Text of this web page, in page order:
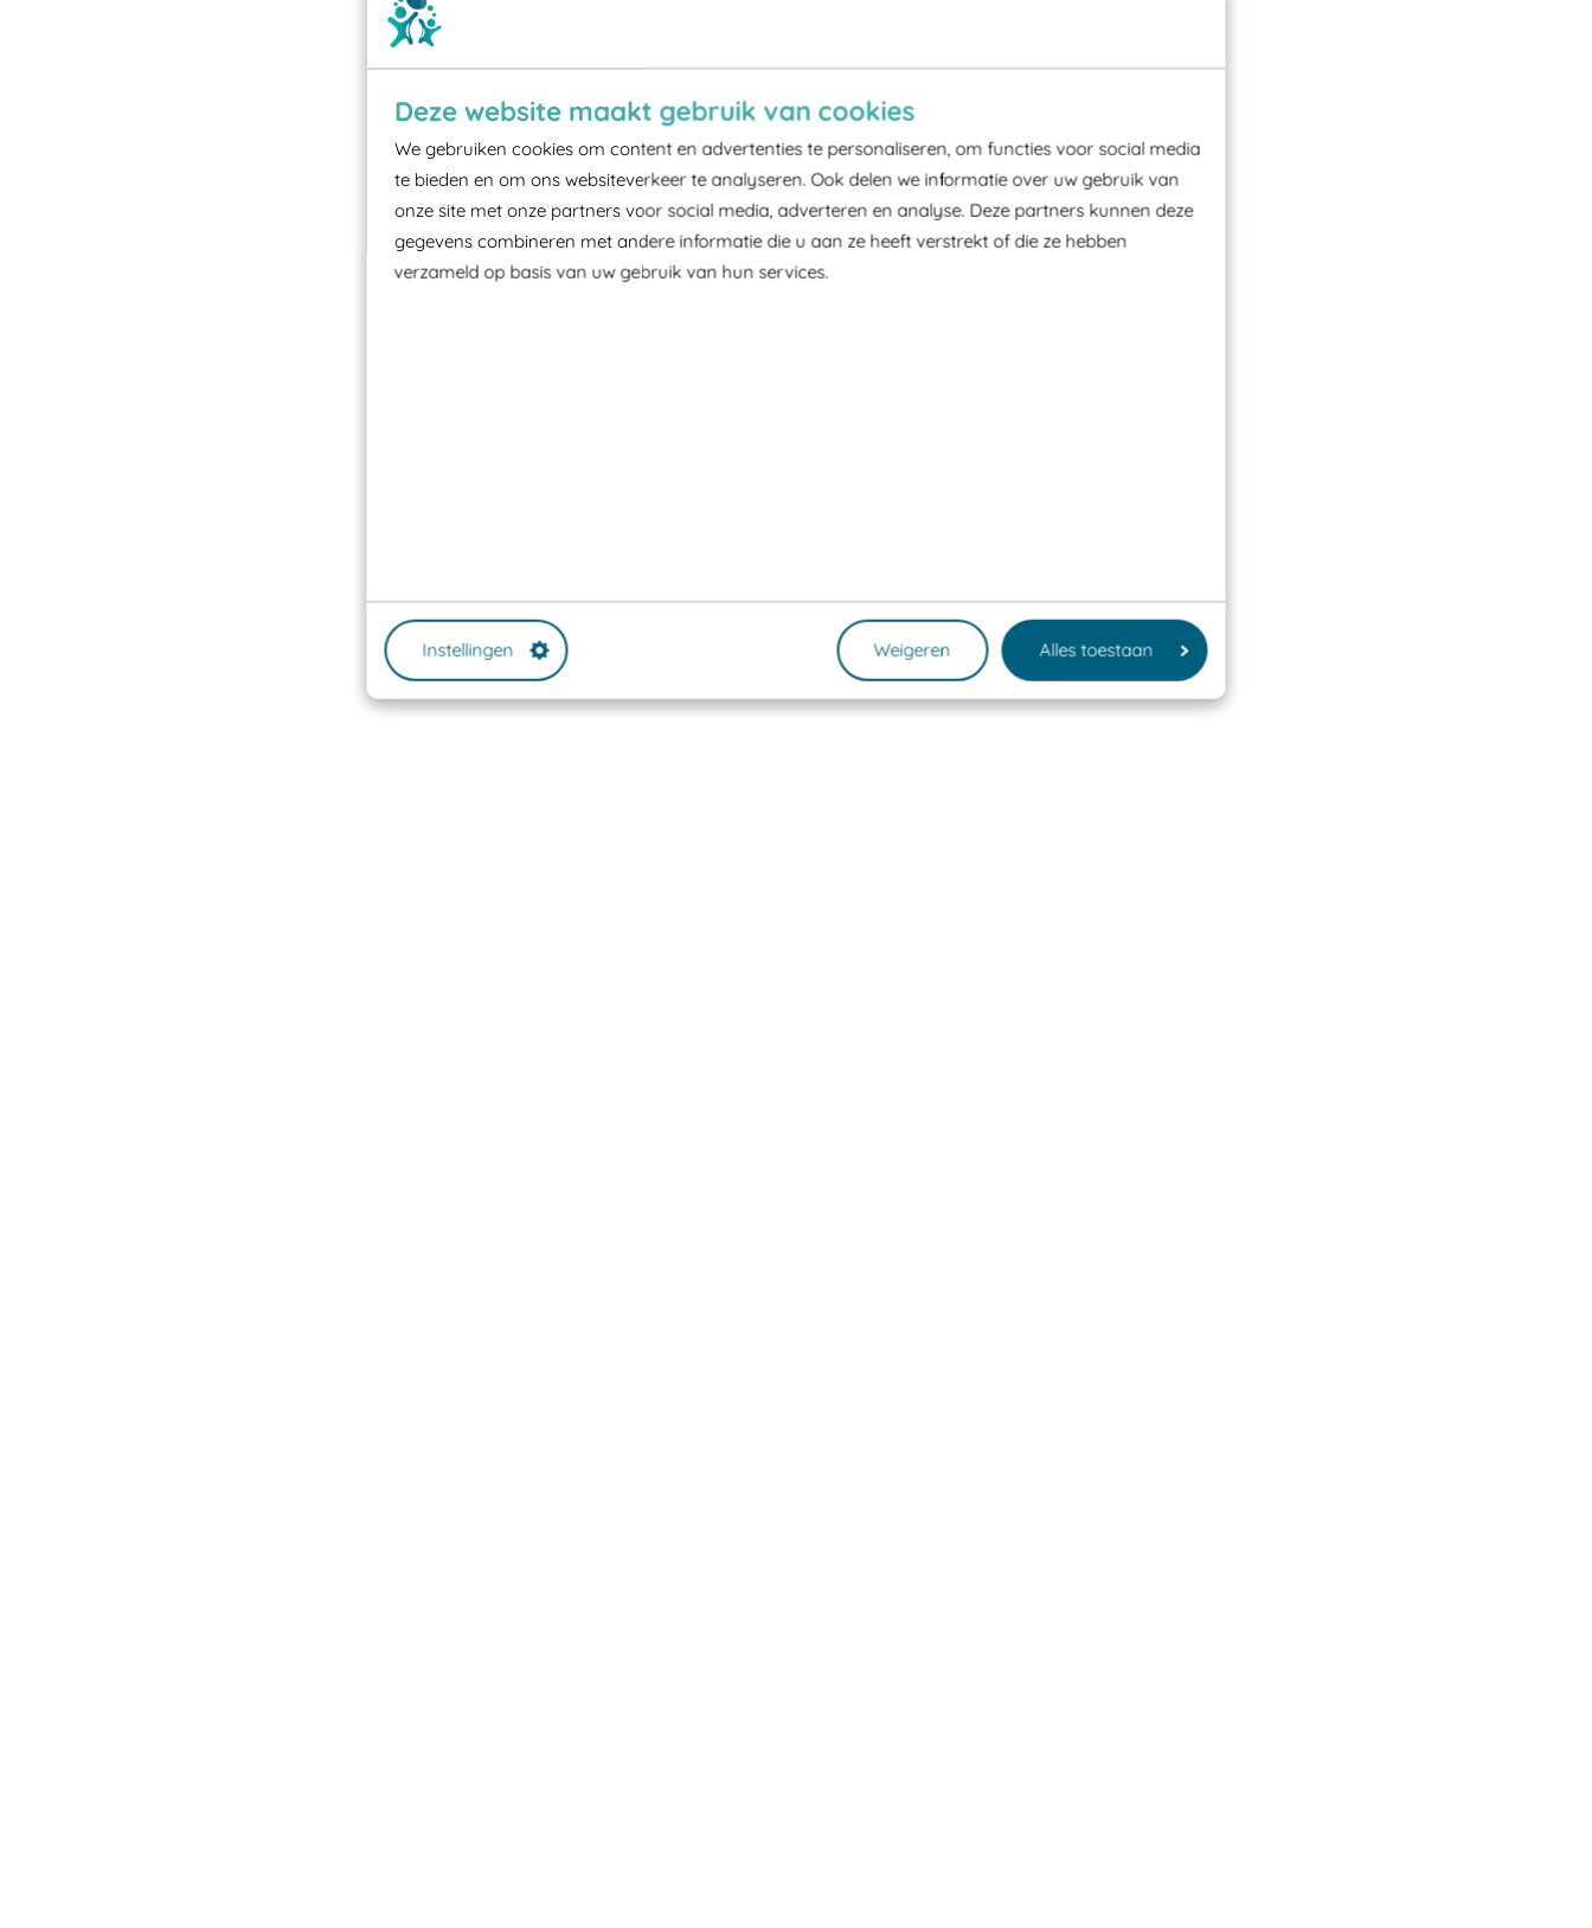
Deze website maakt gebruik van cookies
We gebruiken cookies om content en advertenties te personaliseren, om functies voor social media
te bieden en om ons websiteverkeer te analyseren. Ook delen we informatie over uw gebruik van
onze site met onze partners voor social media, adverteren en analyse. Deze partners kunnen deze
gegevens combineren met andere informatie die u aan ze heeft verstrekt of die ze hebben
verzameld op basis van uw gebruik van hun services.
Instellingen Weigeren Alles toestaan